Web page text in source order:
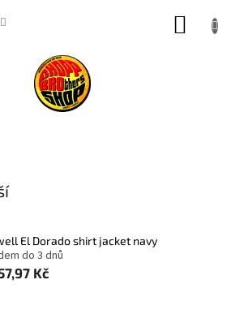
El Dorado shirt jacket navy
do 3 dnů
Kč